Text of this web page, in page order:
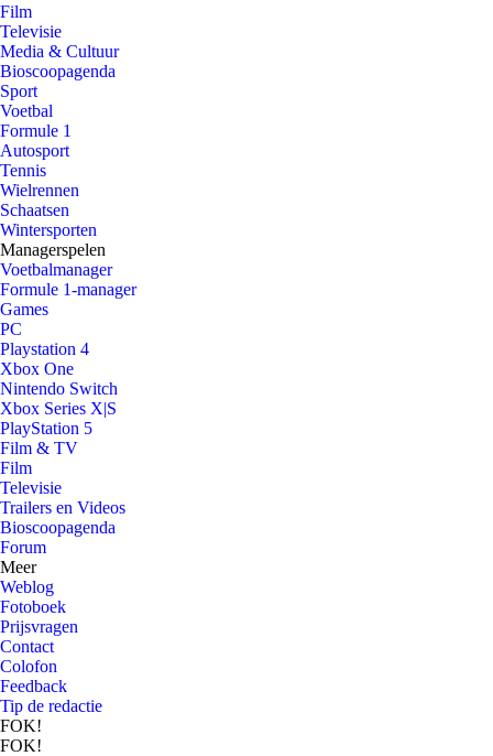
Film
Televisie
Media & Cultuur
Bioscoopagenda
Sport
Voetbal
Formule 1
Autosport
Tennis
Wielrennen
Schaatsen
Wintersporten
Managerspelen
Voetbalmanager
Formule 1-manager
Games
PC
Playstation 4
Xbox One
Nintendo Switch
Xbox Series X|S
PlayStation 5
Film & TV
Film
Televisie
Trailers en Videos
Bioscoopagenda
Forum
Meer
Weblog
Fotoboek
Prijsvragen
Contact
Colofon
Feedback
Tip de redactie
FOK!
FOK!